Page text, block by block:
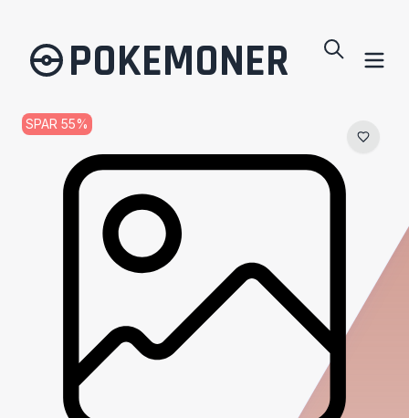
POKEMONER
SPAR 55%